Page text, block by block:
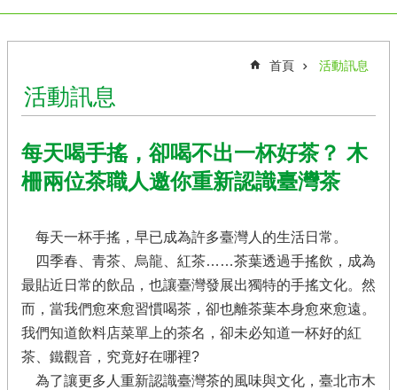
頂
北
農
休
閒
機
農
業
社
群
首頁 活動訊息
活動訊息
每天喝手搖，卻喝不出一杯好茶？ 木
柵兩位茶職人邀你重新認識臺灣茶
每天一杯手搖，早已成為許多臺灣人的生活日常。
四季春、青茶、烏龍、紅茶……茶葉透過手搖飲，成為
最貼近日常的飲品，也讓臺灣發展出獨特的手搖文化。然
而，當我們愈來愈習慣喝茶，卻也離茶葉本身愈來愈遠。
我們知道飲料店菜單上的茶名，卻未必知道一杯好的紅
茶、鐵觀音，究竟好在哪裡?
為了讓更多人重新認識臺灣茶的風味與文化，臺北市木